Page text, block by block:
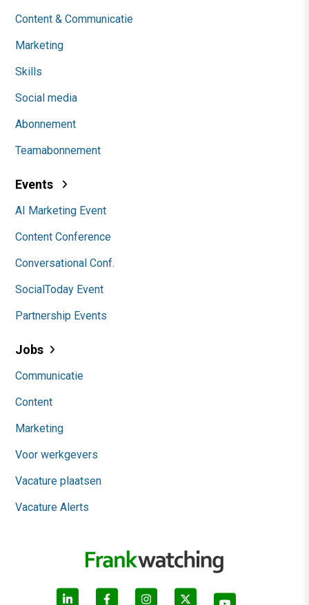
Content & Communicatie
Marketing
Skills
Social media
Abonnement
Teamabonnement
Events
AI Marketing Event
Content Conference
Conversational Conf.
SocialToday Event
Partnership Events
Jobs
Communicatie
Content
Marketing
Voor werkgevers
Vacature plaatsen
Vacature Alerts